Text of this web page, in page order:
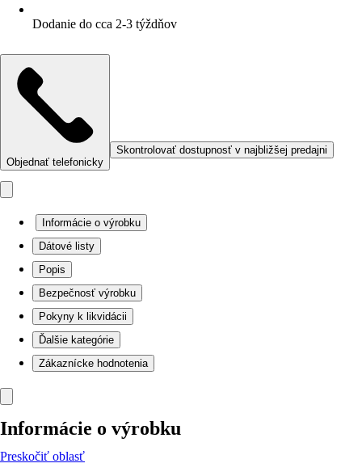
Dodanie do cca 2-3 týždňov
Objednať telefonicky
Skontrolovať dostupnosť v najbližšej predajni
Informácie o výrobku
Dátové listy
Popis
Bezpečnosť výrobku
Pokyny k likvidácii
Ďalšie kategórie
Zákaznícke hodnotenia
Informácie o výrobku
Preskočiť oblasť